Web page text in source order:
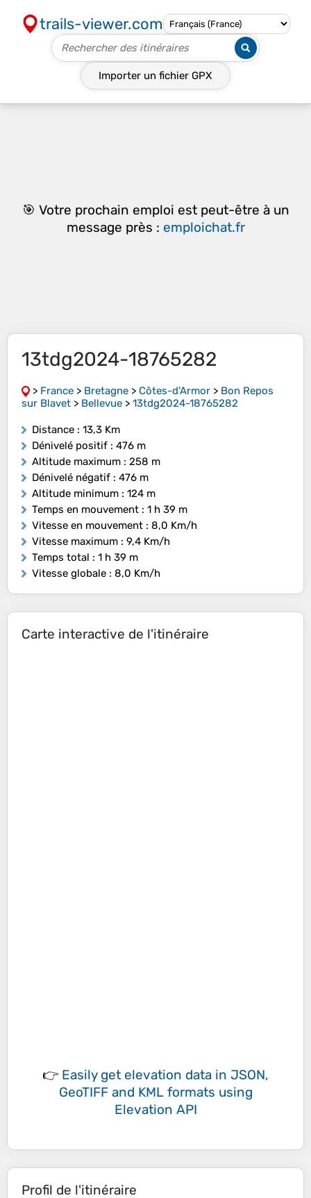
trails-viewer.com
Importer un fichier GPX
🎯 Votre prochain emploi est peut-être à un
message près : emploichat.fr
13tdg2024-18765282
> France > Bretagne > Côtes-d'Armor > Bon Repos
sur Blavet > Bellevue > 13tdg2024-18765282
Distance : 13,3 Km
Dénivelé positif : 476 m
Altitude maximum : 258 m
Dénivelé négatif : 476 m
Altitude minimum : 124 m
Temps en mouvement : 1 h 39 m
Vitesse en mouvement : 8,0 Km/h
Vitesse maximum : 9,4 Km/h
Temps total : 1 h 39 m
Vitesse globale : 8,0 Km/h
Carte interactive de l'itinéraire
👉 Easily get elevation data in JSON,
GeoTIFF and KML formats using
Elevation API
Profil de l'itinéraire